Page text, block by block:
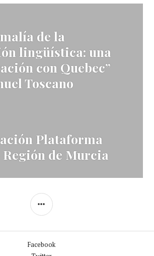
de la
lingüística: una
con Quebec”
Toscano
Plataforma
de Murcia
BARRA
Facebook